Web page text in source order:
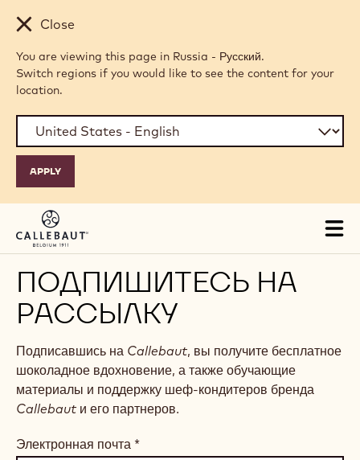
Skip to main content
Close
You are viewing this page in Russia - Русский.
Switch regions if you would like to see the content for your
location.
ПОДПИШИТЕСЬ НА
РАССЫЛКУ
Подписавшись на Callebaut, вы получите бесплатное
шоколадное вдохновение, а также обучающие
материалы и поддержку шеф-кондитеров бренда
Callebaut и его партнеров.
Электронная почта *